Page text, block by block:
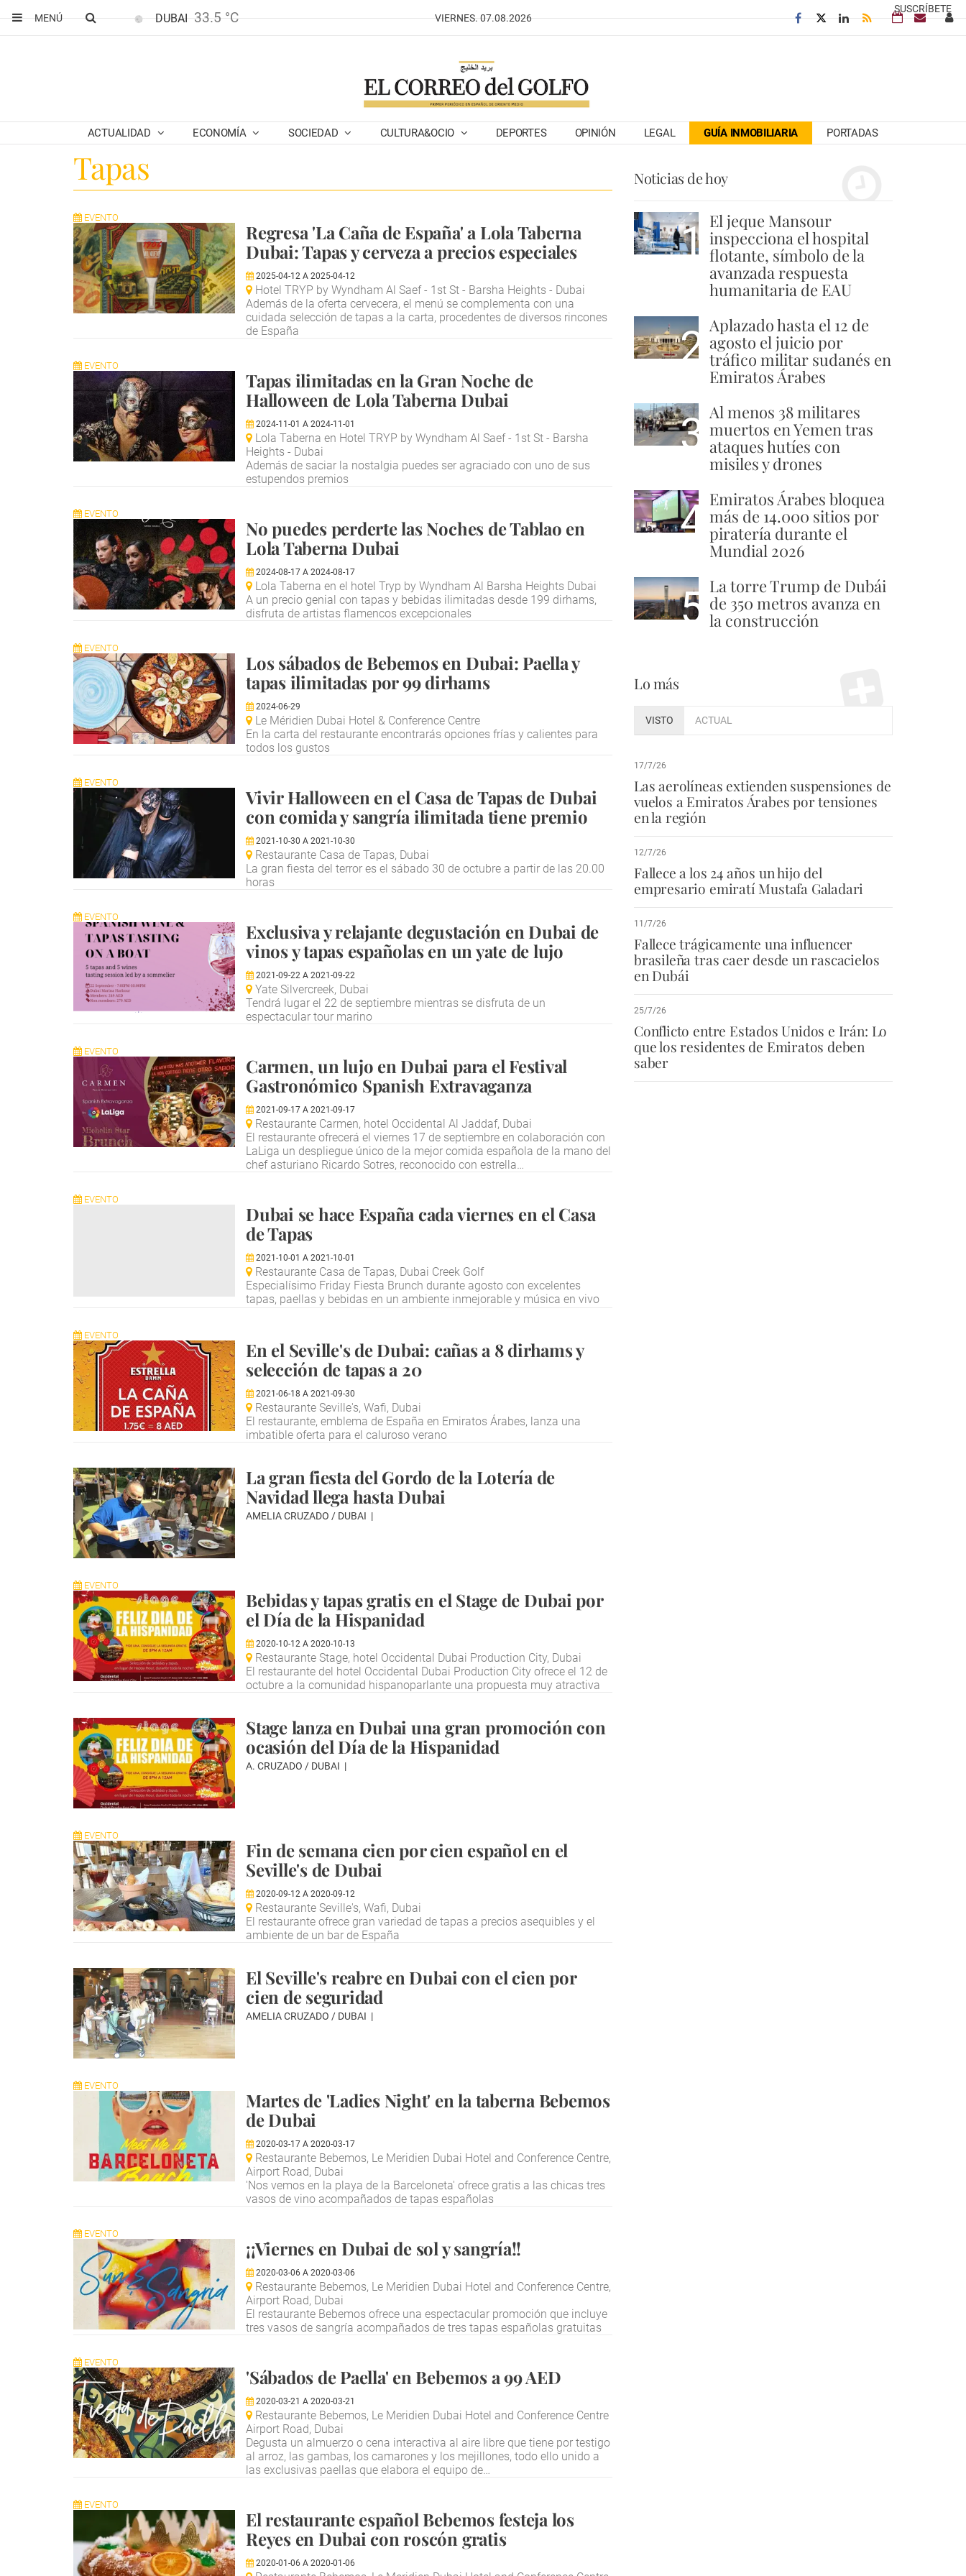
SUSCRÍBETE
MENÚ
DUBAI 33.5 °C VIERNES. 07.08.2026
ACTUALIDAD ECONOMÍA SOCIEDAD CULTURA&OCIO DEPORTES OPINIÓN LEGAL GUÍA INMOBILIARIA PORTADAS
Tapas
EVENTO
Regresa 'La Caña de España' a Lola Taberna
Dubai: Tapas y cerveza a precios especiales
2025-04-12 A 2025-04-12
Hotel TRYP by Wyndham Al Saef - 1st St - Barsha Heights - Dubai
Además de la oferta cervecera, el menú se complementa con una
cuidada selección de tapas a la carta, procedentes de diversos rincones
de España
EVENTO
Tapas ilimitadas en la Gran Noche de
Halloween de Lola Taberna Dubai
2024-11-01 A 2024-11-01
Lola Taberna en Hotel TRYP by Wyndham Al Saef - 1st St - Barsha
Heights - Dubai
Además de saciar la nostalgia puedes ser agraciado con uno de sus
estupendos premios
EVENTO
No puedes perderte las Noches de Tablao en
Lola Taberna Dubai
2024-08-17 A 2024-08-17
Lola Taberna en el hotel Tryp by Wyndham Al Barsha Heights Dubai
A un precio genial con tapas y bebidas ilimitadas desde 199 dirhams,
disfruta de artistas flamencos excepcionales
EVENTO
Los sábados de Bebemos en Dubai: Paella y
tapas ilimitadas por 99 dirhams
2024-06-29
Le Méridien Dubai Hotel & Conference Centre
En la carta del restaurante encontrarás opciones frías y calientes para
todos los gustos
EVENTO
Vivir Halloween en el Casa de Tapas de Dubai
con comida y sangría ilimitada tiene premio
2021-10-30 A 2021-10-30
Restaurante Casa de Tapas, Dubai
La gran fiesta del terror es el sábado 30 de octubre a partir de las 20.00
horas
EVENTO
Exclusiva y relajante degustación en Dubai de
vinos y tapas españolas en un yate de lujo
2021-09-22 A 2021-09-22
Yate Silvercreek, Dubai
Tendrá lugar el 22 de septiembre mientras se disfruta de un
espectacular tour marino
EVENTO
Carmen, un lujo en Dubai para el Festival
Gastronómico Spanish Extravaganza
2021-09-17 A 2021-09-17
Restaurante Carmen, hotel Occidental Al Jaddaf, Dubai
El restaurante ofrecerá el viernes 17 de septiembre en colaboración con
LaLiga un despliegue único de la mejor comida española de la mano del
chef asturiano Ricardo Sotres, reconocido con estrella…
EVENTO
Dubai se hace España cada viernes en el Casa
de Tapas
2021-10-01 A 2021-10-01
Restaurante Casa de Tapas, Dubai Creek Golf
Especialísimo Friday Fiesta Brunch durante agosto con excelentes
tapas, paellas y bebidas en un ambiente inmejorable y música en vivo
EVENTO
En el Seville's de Dubai: cañas a 8 dirhams y
selección de tapas a 20
2021-06-18 A 2021-09-30
Restaurante Seville's, Wafi, Dubai
El restaurante, emblema de España en Emiratos Árabes, lanza una
imbatible oferta para el caluroso verano
La gran fiesta del Gordo de la Lotería de
Navidad llega hasta Dubai
AMELIA CRUZADO / DUBAI
EVENTO
Bebidas y tapas gratis en el Stage de Dubai por
el Día de la Hispanidad
2020-10-12 A 2020-10-13
Restaurante Stage, hotel Occidental Dubai Production City, Dubai
El restaurante del hotel Occidental Dubai Production City ofrece el 12 de
octubre a la comunidad hispanoparlante una propuesta muy atractiva
Stage lanza en Dubai una gran promoción con
ocasión del Día de la Hispanidad
A. CRUZADO / DUBAI
EVENTO
Fin de semana cien por cien español en el
Seville's de Dubai
2020-09-12 A 2020-09-12
Restaurante Seville's, Wafi, Dubai
El restaurante ofrece gran variedad de tapas a precios asequibles y el
ambiente de un bar de España
El Seville's reabre en Dubai con el cien por
cien de seguridad
AMELIA CRUZADO / DUBAI
EVENTO
Martes de 'Ladies Night' en la taberna Bebemos
de Dubai
2020-03-17 A 2020-03-17
Restaurante Bebemos, Le Meridien Dubai Hotel and Conference Centre,
Airport Road, Dubai
'Nos vemos en la playa de la Barceloneta' ofrece gratis a las chicas tres
vasos de vino acompañados de tapas españolas
EVENTO
¡¡Viernes en Dubai de sol y sangría!!
2020-03-06 A 2020-03-06
Restaurante Bebemos, Le Meridien Dubai Hotel and Conference Centre,
Airport Road, Dubai
El restaurante Bebemos ofrece una espectacular promoción que incluye
tres vasos de sangría acompañados de tres tapas españolas gratuitas
EVENTO
'Sábados de Paella' en Bebemos a 99 AED
2020-03-21 A 2020-03-21
Restaurante Bebemos, Le Meridien Dubai Hotel and Conference Centre
Airport Road, Dubai
Degusta un almuerzo o cena interactiva al aire libre que tiene por testigo
al arroz, las gambas, los camarones y los mejillones, todo ello unido a
las exclusivas paellas que elabora el equipo de…
EVENTO
El restaurante español Bebemos festeja los
Reyes en Dubai con roscón gratis
2020-01-06 A 2020-01-06
Noticias de hoy
1 El jeque Mansour
inspecciona el hospital
flotante, símbolo de la
avanzada respuesta
humanitaria de EAU
2 Aplazado hasta el 12 de
agosto el juicio por
tráfico militar sudanés en
Emiratos Árabes
3 Al menos 38 militares
muertos en Yemen tras
ataques hutíes con
misiles y drones
4 Emiratos Árabes bloquea
más de 14.000 sitios por
piratería durante el
Mundial 2026
5 La torre Trump de Dubái
de 350 metros avanza en
la construcción
Lo más
VISTO ACTUAL
17/7/26
Las aerolíneas extienden suspensiones de
vuelos a Emiratos Árabes por tensiones
en la región
12/7/26
Fallece a los 24 años un hijo del
empresario emiratí Mustafa Galadari
11/7/26
Fallece trágicamente una influencer
brasileña tras caer desde un rascacielos
en Dubái
25/7/26
Conflicto entre Estados Unidos e Irán: Lo
que los residentes de Emiratos deben
saber